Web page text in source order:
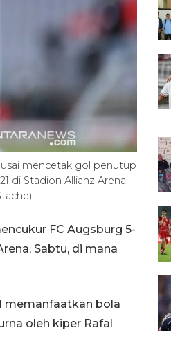
mencetak gol penutup
di Stadion Allianz Arena,
FC Augsburg 5-
Sabtu, di mana
memanfaatkan bola
oleh kiper Rafal